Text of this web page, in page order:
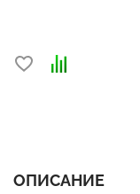
ОПИСАНИЕ